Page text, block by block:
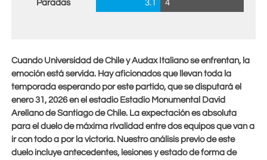
Paradas 3.1 4
Cuando Universidad de Chile y Audax Italiano se enfrentan, la
emoción está servida. Hay aficionados que llevan toda la
temporada esperando por este partido, que se disputará el
enero 31, 2026en el estadio Estadio Monumental David
Arellano de Santiago de Chile. La expectación es absoluta
para el duelo de máxima rivalidad entre dos equipos que van a
ir con todo a por la victoria. Nuestro análisis previo de este
duelo incluye antecedentes, lesiones y estado de forma de